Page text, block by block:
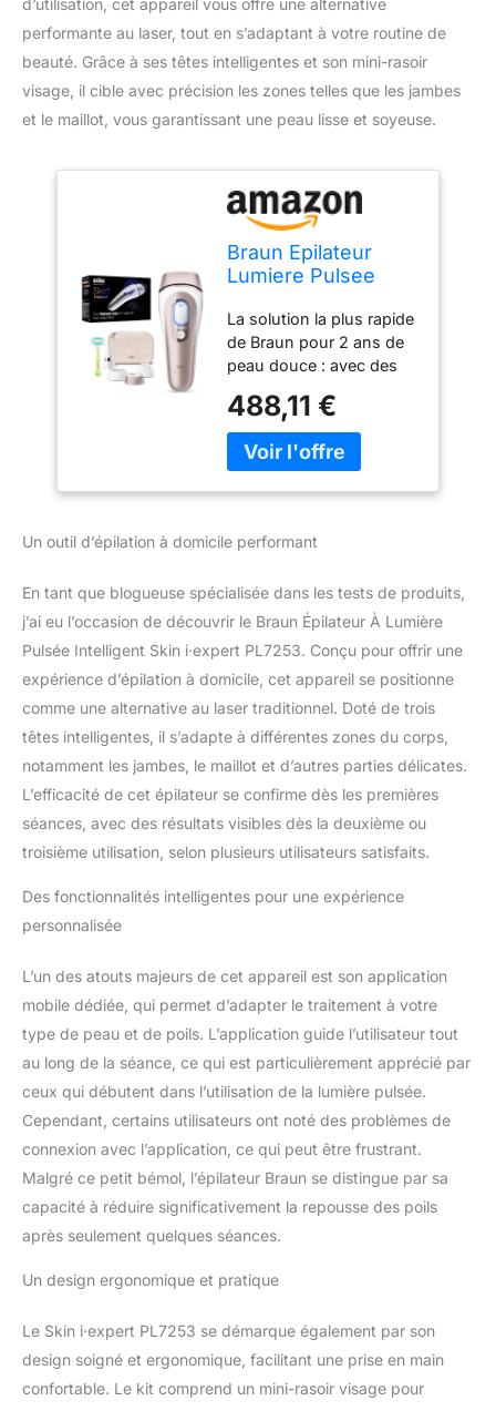
d’utilisation, cet appareil vous offre une alternative
performante au laser, tout en s’adaptant à votre routine de
beauté. Grâce à ses têtes intelligentes et son mini-rasoir
visage, il cible avec précision les zones telles que les jambes
et le maillot, vous garantissant une peau lisse et soyeuse.
Braun Epilateur
Lumiere Pulsee
i·expert PL7253,
Epilation A Domicile,
Alternative Au
Laser, Avec Appli,
Mini-Rasoir Visage,
3 Têtes
Intelligentes Pour
Epiler Jambes,
La solution la plus rapide
de Braun pour 2 ans de
peau douce : avec des
1ère utilisation (en
suivant le programme,
les résultats peuvent
monde : qui apprend à
adapte automatiquement
le programme de
traitement à vos besoins
puissant IPL de Braun :
traitement du corps
entier en seulement 10
minutes. Confortable et
presque indolore pour
aisselles, bras, torse,
dos, visage et même le
dédiées Sûr et approuvé
de la peau et le filtre UV
sécurité maximale et des
résultats optimaux, en
ajustant
automatiquement
chaque flash à votre
couleur de peau Votre
programme personnalisé
: le calendrier intelligent
programme les séances
et s'adapte
style de vie, même
pour l'emporter partout
avec vous, même en
voyage: garde l'appareil
488,11 €
Un outil d’épilation à domicile performant
En tant que blogueuse spécialisée dans les tests de produits,
j’ai eu l’occasion de découvrir le Braun Épilateur À Lumière
Pulsée Intelligent Skin i·expert PL7253. Conçu pour offrir une
expérience d’épilation à domicile, cet appareil se positionne
comme une alternative au laser traditionnel. Doté de trois
têtes intelligentes, il s’adapte à différentes zones du corps,
notamment les jambes, le maillot et d’autres parties délicates.
L’efficacité de cet épilateur se confirme dès les premières
séances, avec des résultats visibles dès la deuxième ou
troisième utilisation, selon plusieurs utilisateurs satisfaits.
Des fonctionnalités intelligentes pour une expérience
personnalisée
L’un des atouts majeurs de cet appareil est son application
mobile dédiée, qui permet d’adapter le traitement à votre
type de peau et de poils. L’application guide l’utilisateur tout
au long de la séance, ce qui est particulièrement apprécié par
ceux qui débutent dans l’utilisation de la lumière pulsée.
Cependant, certains utilisateurs ont noté des problèmes de
connexion avec l’application, ce qui peut être frustrant.
Malgré ce petit bémol, l’épilateur Braun se distingue par sa
capacité à réduire significativement la repousse des poils
après seulement quelques séances.
Un design ergonomique et pratique
Le Skin i·expert PL7253 se démarque également par son
design soigné et ergonomique, facilitant une prise en main
confortable. Le kit comprend un mini-rasoir visage pour